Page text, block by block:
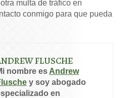
multa de tráfico en
conmigo para que pueda
FLUSCHE
nombre es Andrew
y soy abogado
en